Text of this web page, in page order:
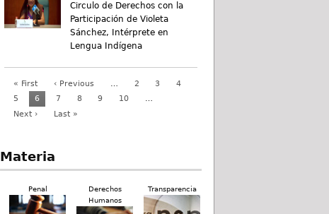
Circulo de Derechos con la
Participación de Violeta
Sánchez, Intérprete en
Lengua Indígena
« First ‹ Previous … 2 3
4
5
6 7 8 9 10
…
Next ›
Last »
Materia
Penal
Derechos
Humanos
Transparencia